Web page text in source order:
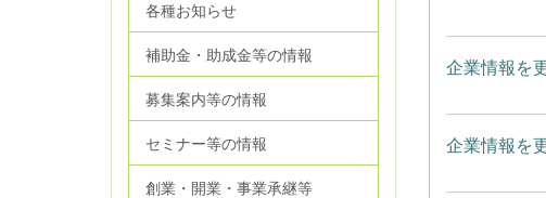
企業情報を
企業情報を
各種お知らせ
補助金・助成金等の情報
募集案内等の情報
セミナー等の情報
創業・開業・事業承継等